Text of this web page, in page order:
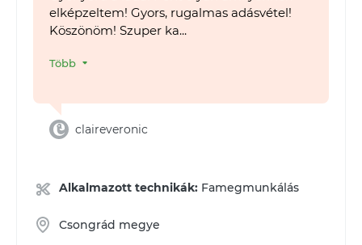
elképzeltem! Gyors, rugalmas adásvétel!
Köszönöm! Szuper ka...
Több
claireveronic
Alkalmazott technikák: Famegmunkálás
Csongrád megye